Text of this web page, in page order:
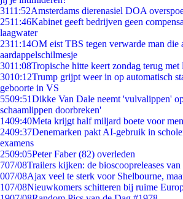
3111:52Amsterdams dierenasiel DOA
2511:46Kabinet geeft bedrijven geen
laagwater
2311:14OM eist TBS tegen verwarde man die
aardappelschilmesje
3011:08Tropische hitte keert zondag terug met
3010:12Trump grijpt weer in op automatisch
geboorte in VS
5509:51Dikke Van Dale neemt 'vulvalippen'
schaamlippen doorbreken'
1409:40Meta krijgt half miljard boete voor
2409:37Denemarken pakt AI-gebruik in
examens
2509:05Peter Faber (82) overleden
707/08Trailers kijken: de bioscoopreleases
007/08Ajax veel te sterk voor Shelbourne,
107/08Nieuwkomers schitteren bij ruime